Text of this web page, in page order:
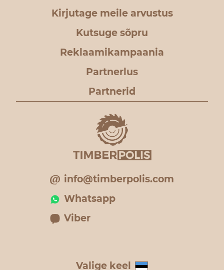
Kirjutage meile arvustus
Kutsuge sõpru
Reklaamikampaania
Partnerlus
Partnerid
info@timberpolis.com
Whatsapp
Viber
Valige keel